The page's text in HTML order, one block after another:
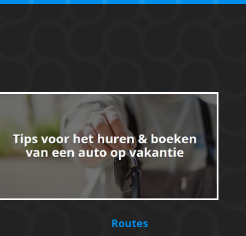
Routes